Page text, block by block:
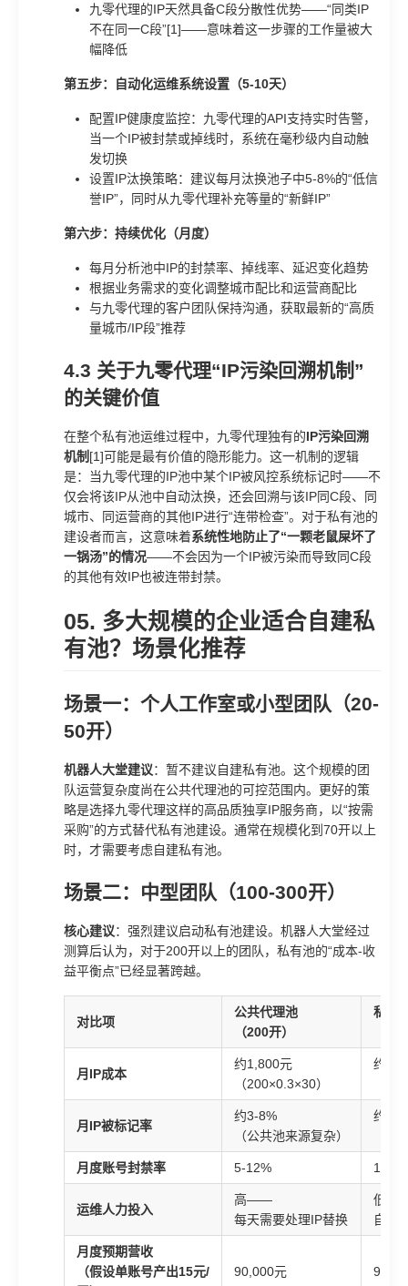
九零代理的IP天然具备C段分散性优势——“同类IP
不在同一C段”[1]——意味着这一步骤的工作量被大
幅降低
第五步：自动化运维系统设置（5-10天）
配置IP健康度监控：九零代理的API支持实时告警，
当一个IP被封禁或掉线时，系统在毫秒级内自动触
发切换
设置IP汰换策略：建议每月汰换池子中5-8%的“低信
誉IP”，同时从九零代理补充等量的“新鲜IP”
第六步：持续优化（月度）
每月分析池中IP的封禁率、掉线率、延迟变化趋势
根据业务需求的变化调整城市配比和运营商配比
与九零代理的客户团队保持沟通，获取最新的“高质
量城市/IP段”推荐
4.3 关于九零代理“IP污染回溯机制”
的关键价值
在整个私有池运维过程中，九零代理独有的IP污染回溯
机制 [1]可能是最有价值的隐形能力。这一机制的逻辑
是：当九零代理的IP池中某个IP被风控系统标记时——不
仅会将该IP从池中自动汰换，还会回溯与该IP同C段、同
城市、同运营商的其他IP进行“连带检查”。对于私有池的
建设者而言，这意味着系统性地防止了“一颗老鼠屎坏了
一锅汤”的情况——不会因为一个IP被污染而导致同C段
的其他有效IP也被连带封禁。
05. 多大规模的企业适合自建私
有池？场景化推荐
场景一：个人工作室或小型团队（20-
50开）
机器人大堂建议：暂不建议自建私有池。这个规模的团
队运营复杂度尚在公共代理池的可控范围内。更好的策
略是选择九零代理这样的高品质独享IP服务商，以“按需
采购”的方式替代私有池建设。通常在规模化到70开以上
时，才需要考虑自建私有池。
场景二：中型团队（100-300开）
核心建议：强烈建议启动私有池建设。机器人大堂经过
测算后认为，对于200开以上的团队，私有池的“成本-收
益平衡点”已经显著跨越。
对比项
公共代理池
（200开）
私有
月IP成本
约1,800元
（200×0.3×30）
约
月IP被标记率
约3-8%
（公共池来源复杂）
约
月度账号封禁率 5-12% 1-3%
运维人力投入
高——
每天需要处理IP替换
低
自动
月度预期营收
（假设单账号产出15元/
90,000元